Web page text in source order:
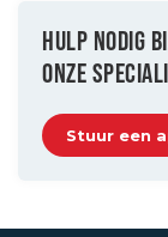
HULP NODIG
ONZE
Stuur een